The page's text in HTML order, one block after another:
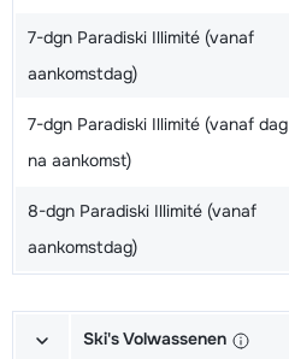
7-dgn Paradiski Illimité (vanaf
aankomstdag)
7-dgn Paradiski Illimité (vanaf dag
na aankomst)
8-dgn Paradiski Illimité (vanaf
aankomstdag)
Ski's Volwassenen